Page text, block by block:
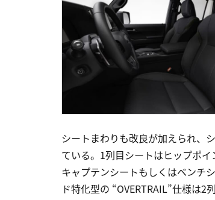
シートまわりも改良が加えられ、
ている。1列目シートはヒップポ
キャプテンシートもしくはベンチ
ド特化型の “OVERTRAIL”仕様は2